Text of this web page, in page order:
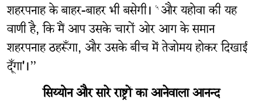
शहरपनाह के बाहर-बाहर भी बसेगी। ५और यहोवा की यह
वाणी है, कि मैं आप उसके चारों ओर आग के समान
शहरपनाह ठहरूँगा, और उसके बीच में तेजोमय होकर दिखाई
दूँगा'।”
सिय्योन और सारे राष्ट्रों का आनेवाला आनन्द